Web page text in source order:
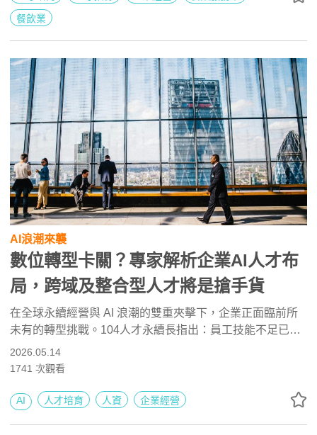
餐飲業
AI浪潮來襲
數位轉型卡關？專家解析企業AI人才布
局，跨域及整合型人才將是搶手貨
在全球永續經營與 AI 浪潮的雙重夾擊下，企業正面臨前所
未有的轉型挑戰。104人才永續長指出：員工技能不足已成
為企業數位轉型最大的障礙，企業應透過「人機協作」重新
定義工作模式，並透過技能檢定、認證課程和證照來提高人
十足的未來型組織。
2026.05.14
1741 次觀看
AI 人才培育 人資 企業經營